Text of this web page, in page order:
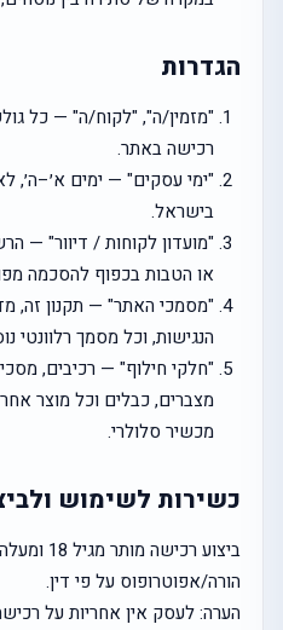
הגדרות
"מזמין/ה", "לקוח/ה" — כל
רכישה באתר.
"ימי עסקים" — ימים א׳–ה׳,
בישראל.
"מועדון לקוחות / דיוור" —
או הטבות בכפוף להסכמה
"מסמכי האתר" — תקנון זה,
הנגישות, וכל מסמך רלוונטי
"חלקי חילוף" — רכיבים,
מצברים, כבלים וכל מוצר
מכשיר סלולרי.
כשירות לשימוש
ביצוע
הורה/אפוטרופוס על פי דין.
הערה: לעסק אין אחריות על